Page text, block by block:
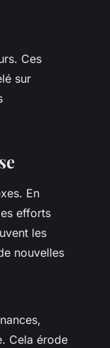
Ces
sur
En
efforts
les
nouvelles
Cela érode